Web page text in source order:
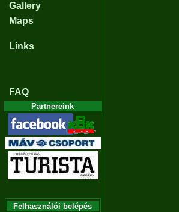
Gallery
Maps
Links
FAQ
Partnereink
Felhasználói belépés